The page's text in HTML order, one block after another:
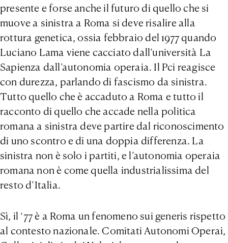
presente e forse anche il futuro di quello che si
muove a sinistra a Roma si deve risalire alla
rottura genetica, ossia febbraio del 1977 quando
Luciano Lama viene cacciato dall’università La
Sapienza dall’autonomia operaia. Il Pci reagisce
con durezza, parlando di fascismo da sinistra.
Tutto quello che è accaduto a Roma e tutto il
racconto di quello che accade nella politica
romana a sinistra deve partire dal riconoscimento
di uno scontro e di una doppia differenza. La
sinistra non è solo i partiti, e l’autonomia operaia
romana non è come quella industrialissima del
resto d’Italia.
Sì, il ‘77 è a Roma un fenomeno sui generis rispetto
al contesto nazionale. Comitati Autonomi Operai,